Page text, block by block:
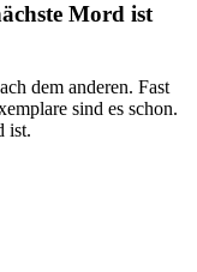
Mord ist
dem anderen. Fast
sind es schon.
ist.